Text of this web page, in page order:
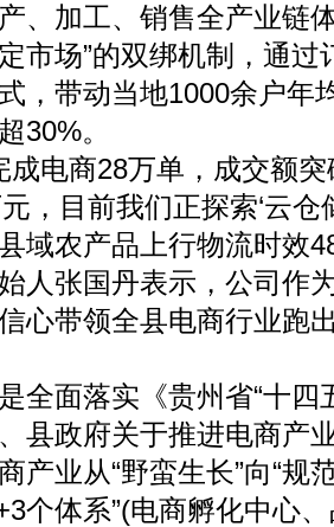
、加工、销售全产业链
市场”的‌双绑机制‌，通
，带动当地1000余户年
30%。
电商28万单，成交额突
，目前我们正探索‘云仓
域农产品上行物流时效
人张国丹表示，公司作
心带领全县电商行业跑
面落实《贵州省“十四
县政府关于推进电商产
产业从“野蛮生长”向“规
个体系”‌(电商孵化中心